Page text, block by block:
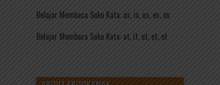
Belajar Membaca Suku Kata: as, is, us, es, os
Belajar Membaca Suku Kata: at, it, ut, et, ot